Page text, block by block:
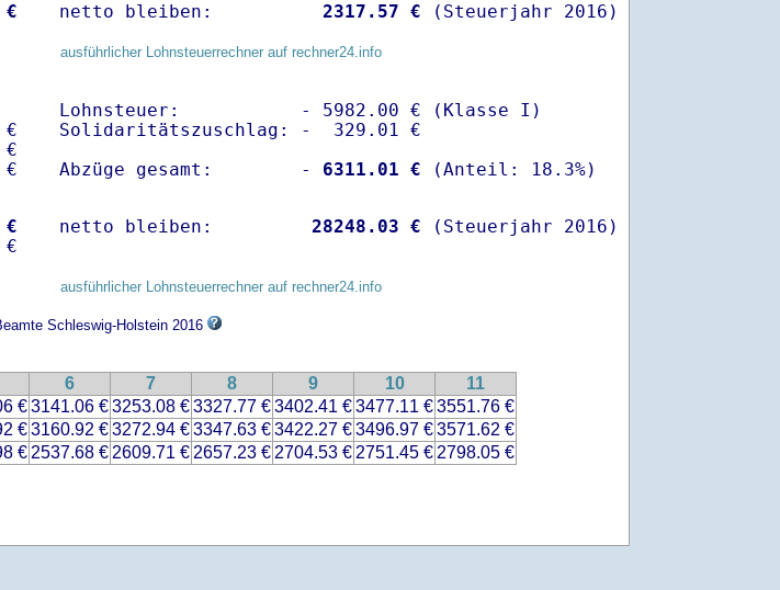
€ netto bleiben: 2317.57 € (Steuerjahr 2016)
ausführlicher Lohnsteuerrechner auf rechner24.info
Lohnsteuer:           - 5982.00 € (Klasse I)
Solidaritätszuschlag: -  329.01 €
Abzüge gesamt:        -
6311.01 €
€
netto bleiben: 28248.03 € (Steuerjahr 2016)
ausführlicher Lohnsteuerrechner auf rechner24.info
Schleswig-Holstein 2016
6 7 8 9 10
11
€3141.06 €3253.08 €3327.77 €3402.41 €3477.11 €3551.76 €
€3160.92 €3272.94 €3347.63 €3422.27 €3496.97 €3571.62 €
€ 2537.68 € 2609.71 € 2657.23 € 2704.53 € 2751.45 € 2798.05 €